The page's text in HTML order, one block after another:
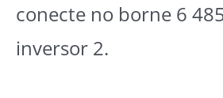
conecte no borne 6
inversor 2.